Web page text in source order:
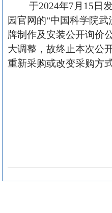
于2024年7月15日
园官网的“中国科学院
牌制作及安装公开询价
大调整，故终止本次公
重新采购或改变采购方